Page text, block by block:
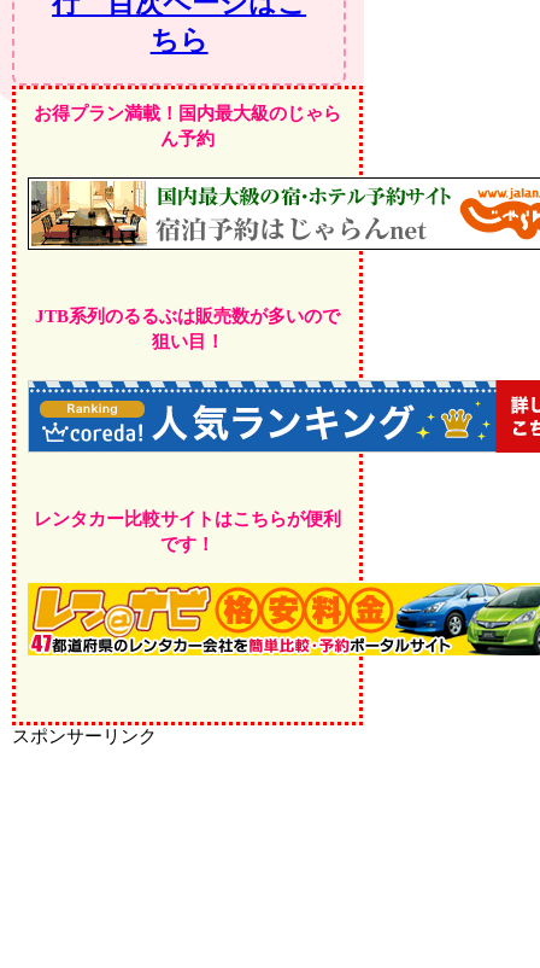
ちら
お得プラン満載！国内最大級のじゃら
ん予約
JTB系列のるるぶは販売数が多いので
狙い目！
レンタカー比較サイトはこちらが便利
です！
スポンサーリンク